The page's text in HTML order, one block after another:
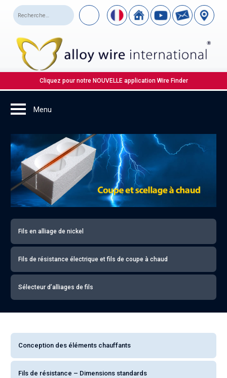
Cliquez pour notre NOUVELLE application Wire Finder
Fils en alliage de nickel
Fils de résistance électrique et fils de coupe à chaud
Sélecteur d’alliages de fils
Conception des éléments chauffants
Fils de résistance – Dimensions standards